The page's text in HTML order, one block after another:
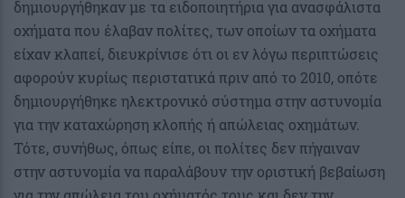
δημιουργήθηκαν με τα ειδοποιητήρια για ανασφάλιστα
οχήματα που έλαβαν πολίτες, των οποίων τα οχήματα
είχαν κλαπεί, διευκρίνισε ότι οι εν λόγω περιπτώσεις
αφορούν κυρίως περιστατικά πριν από το 2010, οπότε
δημιουργήθηκε ηλεκτρονικό σύστημα στην αστυνομία
για την καταχώρηση κλοπής ή απώλειας οχημάτων.
Τότε, συνήθως, όπως είπε, οι πολίτες δεν πήγαιναν
στην αστυνομία να παραλάβουν την οριστική βεβαίωση